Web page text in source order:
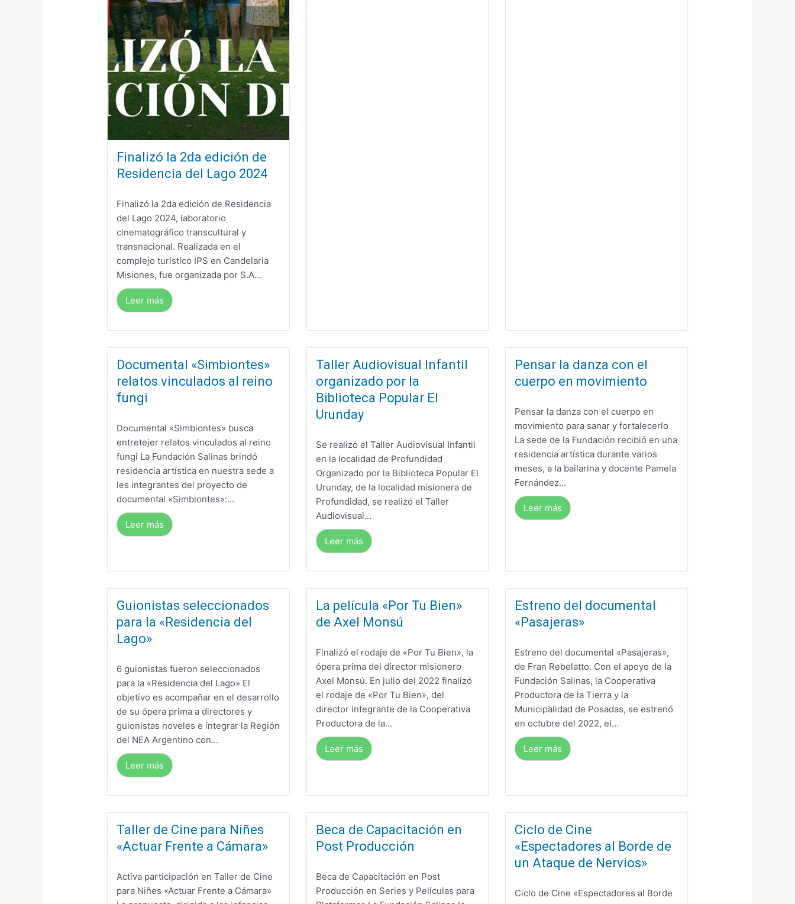
Finalizó la 2da edición de
Residencia del Lago 2024
Finalizó la 2da edición de Residencia
del Lago 2024, laboratorio
cinematográfico transcultural y
transnacional. Realizada en el
complejo turístico IPS en Candelaria
Misiones, fue organizada por S.A...
Leer más
Documental «Simbiontes»
relatos vinculados al reino
fungi
Documental «Simbiontes» busca
entretejer relatos vinculados al reino
fungi La Fundación Salinas brindó
residencia artística en nuestra sede a
les integrantes del proyecto de
documental «Simbiontes»:...
Leer más
Taller Audiovisual Infantil
organizado por la
Biblioteca Popular El
Urunday
Se realizó el Taller Audiovisual Infantil
en la localidad de Profundidad
Organizado por la Biblioteca Popular El
Urunday, de la localidad misionera de
Profundidad, se realizó el Taller
Audiovisual...
Leer más
Pensar la danza con el
cuerpo en movimiento
Pensar la danza con el cuerpo en
movimiento para sanar y fortalecerlo
La sede de la Fundación recibió en una
residencia artística durante varios
meses, a la bailarina y docente Pamela
Fernández...
Leer más
Guionistas seleccionados
para la «Residencia del
Lago»
6 guionistas fueron seleccionados
para la «Residencia del Lago» El
objetivo es acompañar en el desarrollo
de su ópera prima a directores y
guionistas noveles e integrar la Región
del NEA Argentino con...
Leer más
La película «Por Tu Bien»
de Axel Monsú
Finalizó el rodaje de «Por Tu Bien», la
ópera prima del director misionero
Axel Monsú. En julio del 2022 finalizó
el rodaje de «Por Tu Bien», del
director integrante de la Cooperativa
Productora de la...
Leer más
Estreno del documental
«Pasajeras»
Estreno del documental «Pasajeras»,
de Fran Rebelatto. Con el apoyo de la
Fundación Salinas, la Cooperativa
Productora de la Tierra y la
Municipalidad de Posadas, se estrenó
en octubre del 2022, el...
Leer más
Taller de Cine para Niñes
«Actuar Frente a Cámara»
Activa participación en Taller de Cine
para Niñes «Actuar Frente a Cámara»
Beca de Capacitación en
Post Producción
Beca de Capacitación en Post
Producción en Series y Películas para
Ciclo de Cine
«Espectadores al Borde de
un Ataque de Nervios»
Ciclo de Cine «Espectadores al Borde